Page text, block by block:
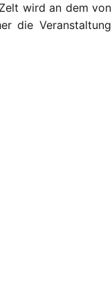
wird an dem von
die Veranstaltung